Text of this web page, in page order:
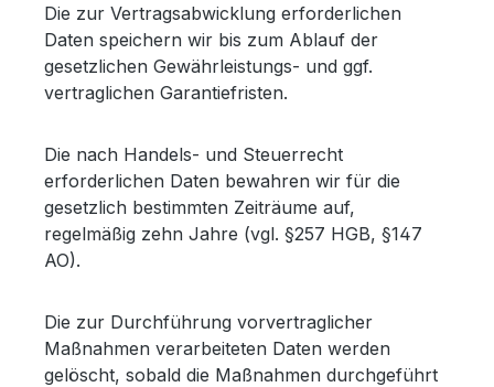
Die zur Vertragsabwicklung erforderlichen
Daten speichern wir bis zum Ablauf der
gesetzlichen Gewährleistungs- und ggf.
vertraglichen Garantiefristen.
Die nach Handels- und Steuerrecht
erforderlichen Daten bewahren wir für die
gesetzlich bestimmten Zeiträume auf,
regelmäßig zehn Jahre (vgl. §257 HGB, §147
AO).
Die zur Durchführung vorvertraglicher
Maßnahmen verarbeiteten Daten werden
gelöscht, sobald die Maßnahmen durchgeführt